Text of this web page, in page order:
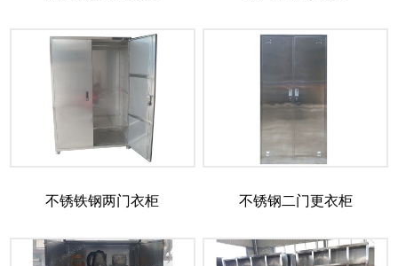
不锈铁钢两门衣柜 不锈钢二门更衣柜